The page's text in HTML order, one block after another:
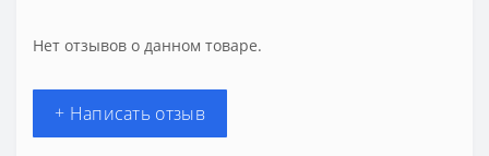
Нет отзывов о данном товаре.
+ Написать отзыв